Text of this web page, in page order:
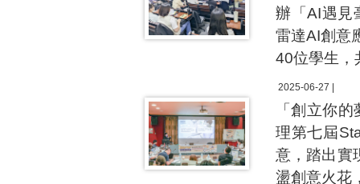
辦「AI遇見
雷達AI創意
40位學生，
2025-06-27 |
「創立你
理第七屆
意，踏出實
盪創意火花